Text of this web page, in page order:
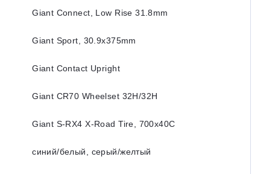
Giant Connect, Low Rise 31.8mm
Giant Sport, 30.9x375mm
Giant Contact Upright
Giant CR70 Wheelset 32H/32H
Giant S-RX4 X-Road Tire, 700x40C
синий/белый, серый/желтый